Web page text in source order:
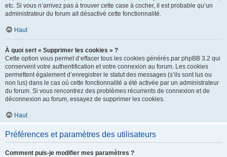
etc. Si vous n’arrivez pas à trouver cette case à cocher, il est probable qu’un
administrateur du forum ait désactivé cette fonctionnalité.
Haut
À quoi sert « Supprimer les cookies » ?
Cette option vous permet d’effacer tous les cookies générés par phpBB 3.2 qui
conservent votre authentification et votre connexion au forum. Les cookies
permettent également d’enregistrer le statut des messages (s’ils sont lus ou
non lus) dans le cas où cette fonctionnalité a été activée par un administrateur
du forum. Si vous rencontrez des problèmes récurrents de connexion et de
déconnexion au forum, essayez de supprimer les cookies.
Haut
Préférences et paramètres des utilisateurs
Comment puis-je modifier mes paramètres ?